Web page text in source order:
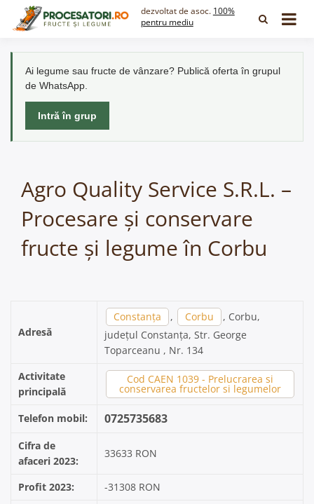
dezvoltat de asoc. 100%
pentru mediu
Ai legume sau fructe de vânzare? Publică oferta în grupul
de WhatsApp.
Intră în grup
Agro Quality Service S.R.L. –
Procesare și conservare
fructe și legume în Corbu
Adresă
Constanța , Corbu
, Corbu,
județul Constanța, Str. George
Toparceanu , Nr. 134
Activitate
principală
Cod CAEN 1039 - Prelucrarea si
conservarea fructelor si legumelor
Telefon mobil: 0725735683
Cifra de
afaceri 2023:
33633 RON
Profit 2023:
-31308 RON